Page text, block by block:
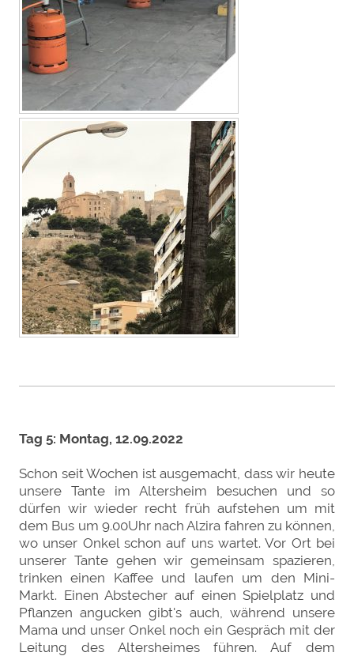
Tag 5: Montag, 12.09.2022
Schon seit Wochen ist ausgemacht, dass wir heute
unsere Tante im Altersheim besuchen und so
dürfen wir wieder recht früh aufstehen um mit
dem Bus um 9.00Uhr nach Alzira fahren zu können,
wo unser Onkel schon auf uns wartet. Vor Ort bei
unserer Tante gehen wir gemeinsam spazieren,
trinken einen Kaffee und laufen um den Mini-
Markt. Einen Abstecher auf einen Spielplatz und
Pflanzen angucken gibt's auch, während unsere
Mama und unser Onkel noch ein Gespräch mit der
Leitung des Altersheimes führen. Auf dem